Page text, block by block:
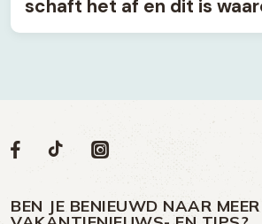
schaft het af en dit is
Volg
Social
Volg
op
Volg
op
Volg
op
BEN JE BENIEUWD NAAR MEER